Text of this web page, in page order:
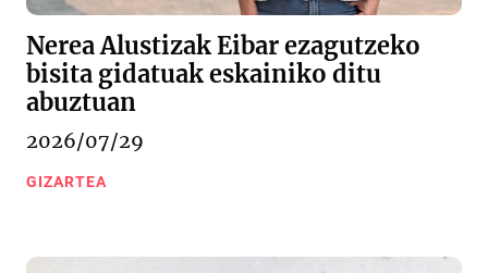
Nerea Alustizak Eibar ezagutzeko
bisita gidatuak eskainiko ditu
abuztuan
2026/07/29
GIZARTEA